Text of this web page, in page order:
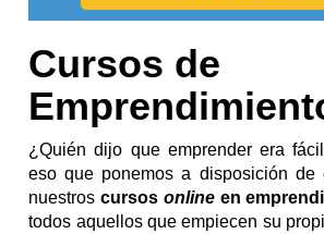
Cursos de
¿Quién dijo que emprender era
eso que ponemos a disposición de
nuestros cursosonlineen
todos aquellos que empiecen su